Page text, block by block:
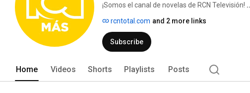
¡Somos el canal de novelas de RCN Televisión!
rcntotal.com and 2 more links
Subscribe
Home Videos Shorts Playlists Posts